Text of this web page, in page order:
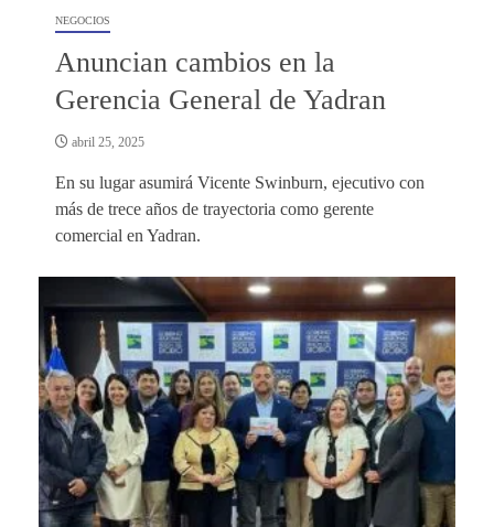
NEGOCIOS
Anuncian cambios en la
Gerencia General de Yadran
abril 25, 2025
En su lugar asumirá Vicente Swinburn, ejecutivo con
más de trece años de trayectoria como gerente
comercial en Yadran.